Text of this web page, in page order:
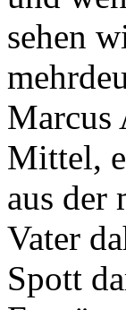
sehen
Marcus
Mittel,
aus der
Vater
Spott